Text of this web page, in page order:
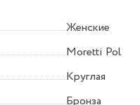
Женские
Moretti Pol
Круглая
Бронза